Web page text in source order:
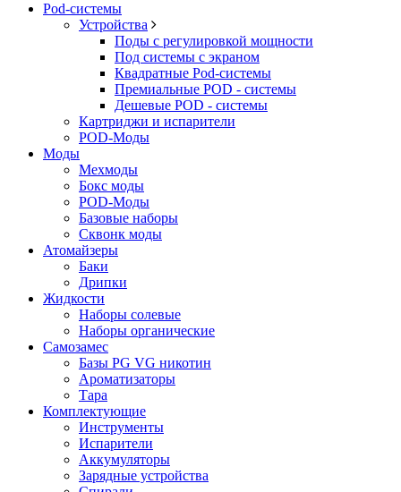
Pod-системы
Устройства
Поды с регулировкой мощности
Под системы с экраном
Квадратные Pod-системы
Премиальные POD - системы
Дешевые POD - системы
Картриджи и испарители
POD-Моды
Моды
Мехмоды
Бокс моды
POD-Моды
Базовые наборы
Сквонк моды
Атомайзеры
Баки
Дрипки
Жидкости
Наборы солевые
Наборы органические
Самозамес
Базы PG VG никотин
Ароматизаторы
Тара
Комплектующие
Инструменты
Испарители
Аккумуляторы
Зарядные устройства